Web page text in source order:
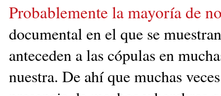
Probablemente la mayoría de
documental en el que se
anteceden a las cópulas en much
nuestra. De ahí que muchas